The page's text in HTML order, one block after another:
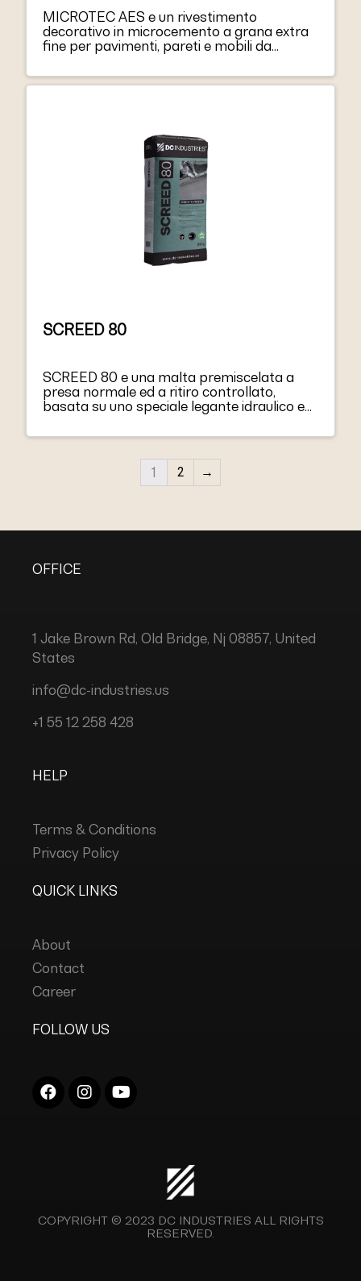
MICROTEC AES e un rivestimento
decorativo in microcemento a grana extra
fine per pavimenti, pareti e mobili da
ultra liscia che offre un’elevata durata ed
un’estetica unica a pavimenti, pareti, scale,
strati sottili (1-3 mm) su substrati cementizi,
all’interno e all’esterno.
SCREED 80
SCREED 80 e una malta premiscelata a
presa normale ed a ritiro controllato,
basata su uno speciale legante idraulico e
essere stato miscelato con acqua, forma
garantisce una prestazione finale standard
una volta indurito.
1 2 →
OFFICE
1 Jake Brown Rd, Old Bridge, Nj 08857, United
States
info@dc-industries.us
+1 55 12 258 428
HELP
Terms & Conditions
Privacy Policy
QUICK LINKS
About
Contact
Career
FOLLOW US
COPYRIGHT © 2023 DC INDUSTRIES ALL RIGHTS
RESERVED.